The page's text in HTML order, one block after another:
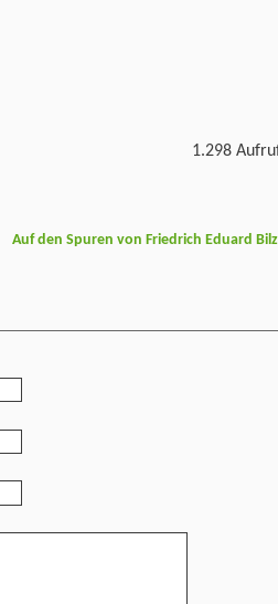
1.298
Auf den Spuren von Friedrich Eduard